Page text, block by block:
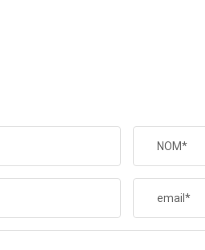
NOM*
email*